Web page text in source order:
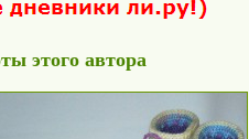
этого автора